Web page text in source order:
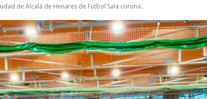
de Alcalá de Henares de Fútbol Sala corona...